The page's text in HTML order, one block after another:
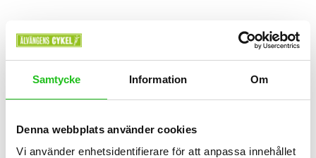
Samtycke Information Om
Denna webbplats använder cookies
Vi använder enhetsidentifierare för att anpassa innehållet
1 399,00 kr
Välutvecklad och teknisk bib med unik design.